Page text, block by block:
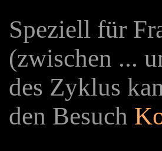
Speziell für
(zwischen ...
des Zyklus
den Besuch